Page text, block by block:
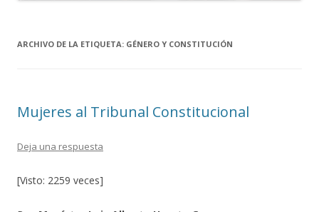
ARCHIVO DE LA ETIQUETA: GÉNERO Y CONSTITUCIÓN
Mujeres al Tribunal Constitucional
Deja una respuesta
[Visto: 2259 veces]